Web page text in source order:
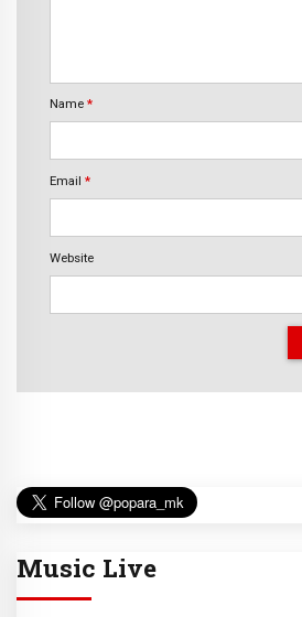
Name *
Email *
Website
Music Live